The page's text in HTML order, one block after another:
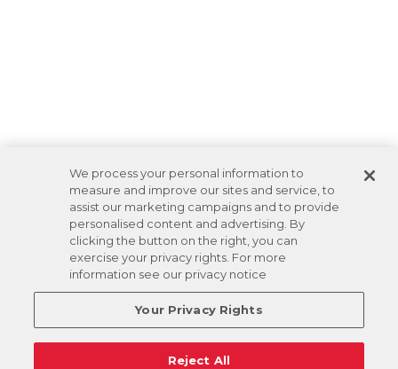
We process your personal information to
measure and improve our sites and service, to
assist our marketing campaigns and to provide
personalised content and advertising. By
clicking the button on the right, you can
exercise your privacy rights. For more
information see our privacy notice
Your Privacy Rights
Reject All